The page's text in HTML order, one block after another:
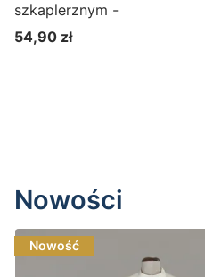
szkaplerznym -
Cena
54,90 zł
Nowości
Nowość